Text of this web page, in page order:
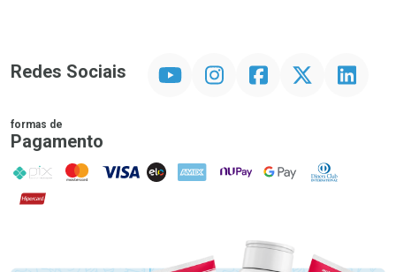
Redes Sociais InstagramFacebookTwitter Linkedin
formas de
Pagamento
PIX MasterCard
VISA ELO AMEX NuPay Google PayDiners Club
Hipercard
Promoção em Destaque